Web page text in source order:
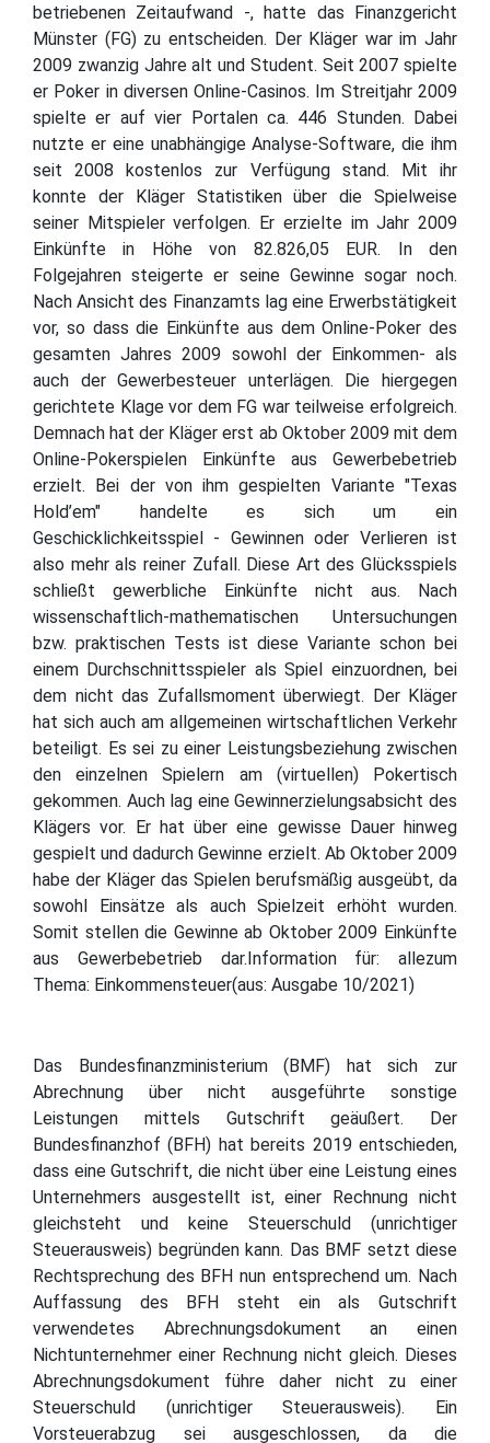
betriebenen Zeitaufwand -, hatte das Finanzgericht
Münster (FG) zu entscheiden. Der Kläger war im Jahr
2009 zwanzig Jahre alt und Student. Seit 2007 spielte
er Poker in diversen Online-Casinos. Im Streitjahr 2009
spielte er auf vier Portalen ca. 446 Stunden. Dabei
nutzte er eine unabhängige Analyse-Software, die ihm
seit 2008 kostenlos zur Verfügung stand. Mit ihr
konnte der Kläger Statistiken über die Spielweise
seiner Mitspieler verfolgen. Er erzielte im Jahr 2009
Einkünfte in Höhe von 82.826,05 EUR. In den
Folgejahren steigerte er seine Gewinne sogar noch.
Nach Ansicht des Finanzamts lag eine Erwerbstätigkeit
vor, so dass die Einkünfte aus dem Online-Poker des
gesamten Jahres 2009 sowohl der Einkommen- als
auch der Gewerbesteuer unterlägen. Die hiergegen
gerichtete Klage vor dem FG war teilweise erfolgreich.
Demnach hat der Kläger erst ab Oktober 2009 mit dem
Online-Pokerspielen Einkünfte aus Gewerbebetrieb
erzielt. Bei der von ihm gespielten Variante "Texas
Hold’em" handelte es sich um ein
Geschicklichkeitsspiel - Gewinnen oder Verlieren ist
also mehr als reiner Zufall. Diese Art des Glücksspiels
schließt gewerbliche Einkünfte nicht aus. Nach
wissenschaftlich-mathematischen Untersuchungen
bzw. praktischen Tests ist diese Variante schon bei
einem Durchschnittsspieler als Spiel einzuordnen, bei
dem nicht das Zufallsmoment überwiegt. Der Kläger
hat sich auch am allgemeinen wirtschaftlichen Verkehr
beteiligt. Es sei zu einer Leistungsbeziehung zwischen
den einzelnen Spielern am (virtuellen) Pokertisch
gekommen. Auch lag eine Gewinnerzielungsabsicht des
Klägers vor. Er hat über eine gewisse Dauer hinweg
gespielt und dadurch Gewinne erzielt. Ab Oktober 2009
habe der Kläger das Spielen berufsmäßig ausgeübt, da
sowohl Einsätze als auch Spielzeit erhöht wurden.
Somit stellen die Gewinne ab Oktober 2009 Einkünfte
aus Gewerbebetrieb dar.Information für: allezum
Thema: Einkommensteuer(aus: Ausgabe 10/2021)
Das Bundesfinanzministerium (BMF) hat sich zur
Abrechnung über nicht ausgeführte sonstige
Leistungen mittels Gutschrift geäußert. Der
Bundesfinanzhof (BFH) hat bereits 2019 entschieden,
dass eine Gutschrift, die nicht über eine Leistung eines
Unternehmers ausgestellt ist, einer Rechnung nicht
gleichsteht und keine Steuerschuld (unrichtiger
Steuerausweis) begründen kann. Das BMF setzt diese
Rechtsprechung des BFH nun entsprechend um. Nach
Auffassung des BFH steht ein als Gutschrift
verwendetes Abrechnungsdokument an einen
Nichtunternehmer einer Rechnung nicht gleich. Dieses
Abrechnungsdokument führe daher nicht zu einer
Steuerschuld (unrichtiger Steuerausweis). Ein
Vorsteuerabzug sei ausgeschlossen, da die